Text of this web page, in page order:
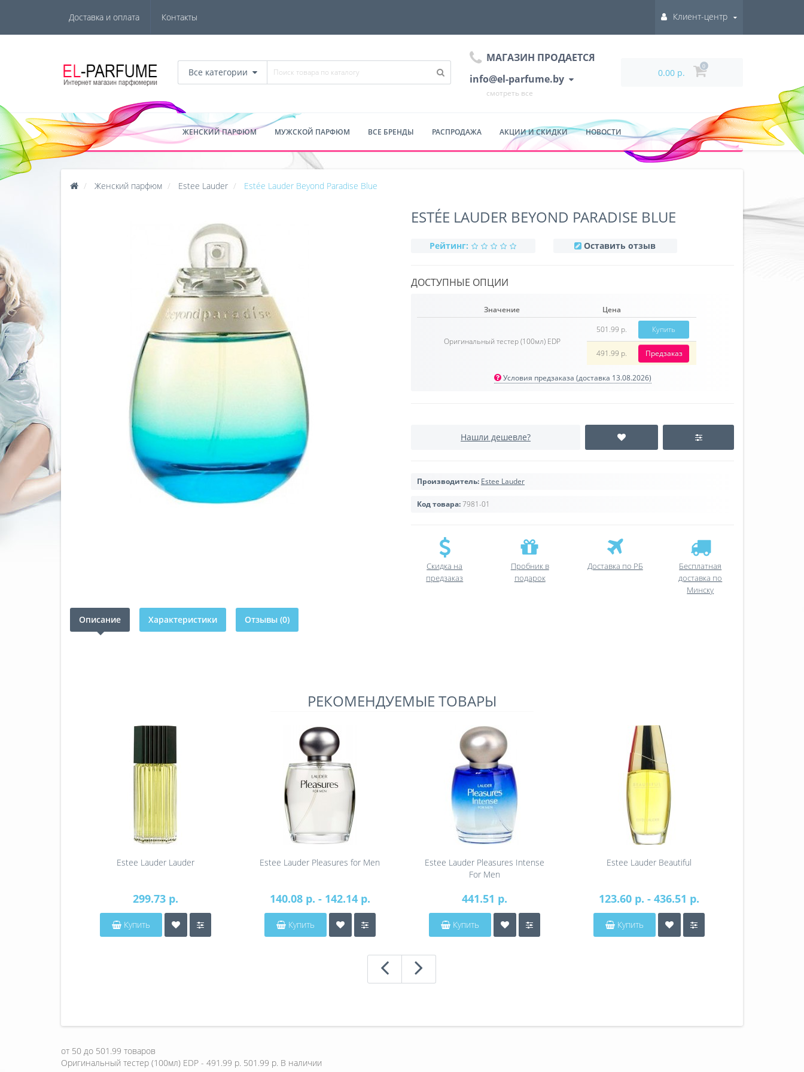
Доставка и оплата Контакты Клиент-центр
Все категории
МАГАЗИН ПРОДАЕТСЯ
info@el-parfume.by
смотреть все
0.00 р.
0
ЖЕНСКИЙ ПАРФЮМ МУЖСКОЙ ПАРФЮМ ВСЕ БРЕНДЫ РАСПРОДАЖА АКЦИИ И СКИДКИ НОВОСТИ
Женский парфюм Estee Lauder Estée Lauder Beyond Paradise Blue
ESTÉE LAUDER BEYOND PARADISE BLUE
Рейтинг: Оставить отзыв
ДОСТУПНЫЕ ОПЦИИ
Значение Цена
Оригинальный тестер (100мл) EDP
501.99 р. Купить
491.99 р. Предзаказ
Условия предзаказа (доставка 13.08.2026)
Нашли дешевле?
Производитель: Estee Lauder
Код товара:7981-01
Скидка на
предзаказ
Пробник в
подарок
Доставка по РБ
Бесплатная
доставка по
Минску
Описание Характеристики Отзывы (0)
РЕКОМЕНДУЕМЫЕ ТОВАРЫ
Estee Lauder Lauder
299.73 р.
Купить
Estee Lauder Pleasures for Men
140.08 р. - 142.14 р.
Купить
Estee Lauder Pleasures Intense
For Men
441.51 р.
Купить
Estee Lauder Beautiful
123.60 р. - 436.51 р.
Купить
от 50 до 501.99 товаров
Оригинальный тестер (100мл) EDP - 491.99 р. 501.99 р. В наличии